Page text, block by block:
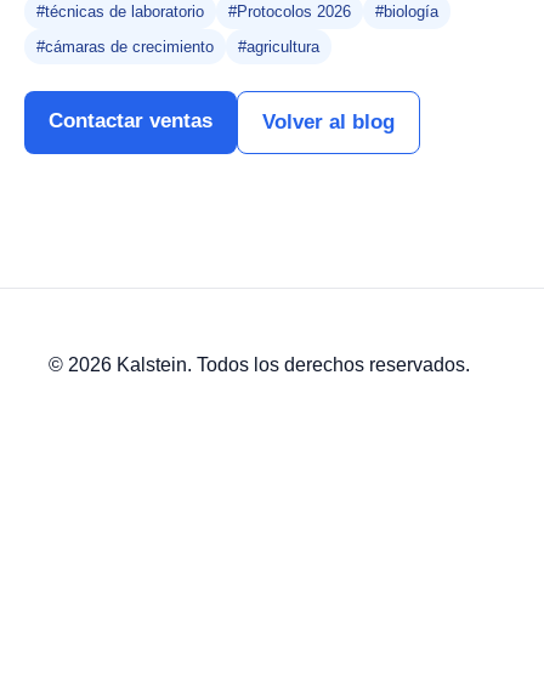
#técnicas de laboratorio #Protocolos 2026
#biología
#cámaras de crecimiento
#agricultura
Contactar ventas Volver al blog
© 2026 Kalstein. Todos los derechos reservados.